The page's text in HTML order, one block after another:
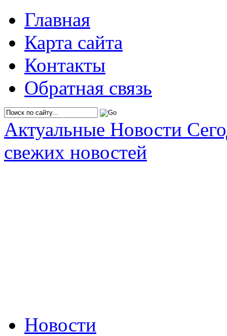
Главная
Карта сайта
Контакты
Обратная связь
Актуальные Новости
свежих новостей
Новости